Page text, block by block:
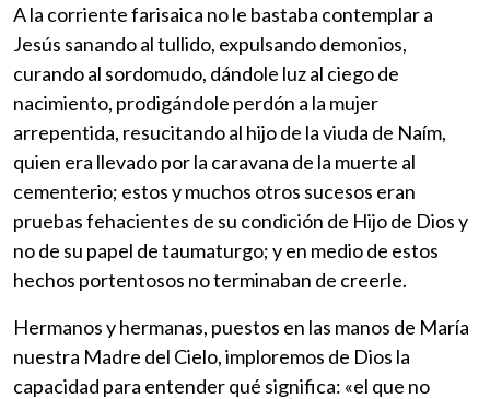
A la corriente farisaica no le bastaba contemplar a
Jesús sanando al tullido, expulsando demonios,
curando al sordomudo, dándole luz al ciego de
nacimiento, prodigándole perdón a la mujer
arrepentida, resucitando al hijo de la viuda de Naím,
quien era llevado por la caravana de la muerte al
cementerio; estos y muchos otros sucesos eran
pruebas fehacientes de su condición de Hijo de Dios y
no de su papel de taumaturgo; y en medio de estos
hechos portentosos no terminaban de creerle.
Hermanos y hermanas, puestos en las manos de María
nuestra Madre del Cielo, imploremos de Dios la
capacidad para entender qué significa: «el que no